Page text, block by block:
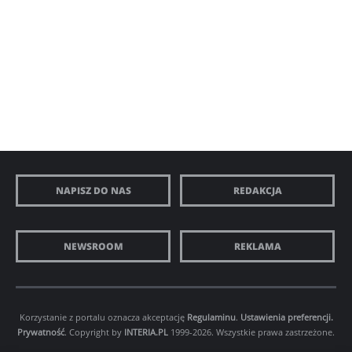
NAPISZ DO NAS REDAKCJA
NEWSROOM REKLAMA
Korzystanie z portalu oznacza akceptację Regulaminu. Ustawienia preferencji.
Prywatność. Copyright by INTERIA.PL 1999-2026. Wszystkie prawa zastrzeżone.